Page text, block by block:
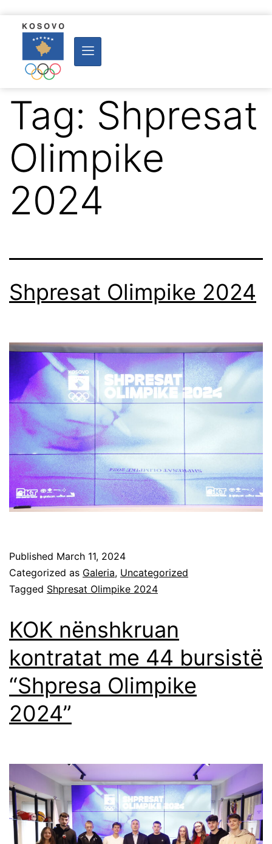
Tag: Shpresat
Olimpike
2024
Shpresat Olimpike 2024
Published March 11, 2024
Categorized as Galeria, Uncategorized
Tagged Shpresat Olimpike 2024
KOK nënshkruan
kontratat me 44 bursistë
“Shpresa Olimpike
2024”